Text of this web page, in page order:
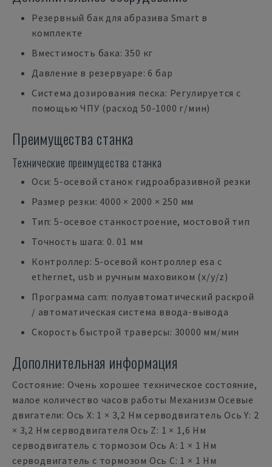
Резервный бак для абразива Smart в
комплекте
Вместимость бака: 350 кг
Давление в резервуаре: 6 бар
Система дозирования песка: Регулируется с
помощью ЧПУ (расход 50-1000 г/мин)
Преимущества станка
Технические преимущества станка
Оси: 5-осевой станок гидроабразивной резки
Размер резки: 4000 × 2000 × 250 мм
Тип: 5-осевое станкостроение, мостовой тип
Точность шага: 0. 01 мм
Контроллер: 5-осевой контроллер esa с
ethernet, usb и ручным маховиком (x/y/z)
Программа cam: полуавтоматический раскрой
/ автоматическая система ввода-вывода
Скорость быстрой траверсы: 30000 мм/мин
Дополнительная информация
Состояние: Очень хорошее техническое состояние,
малое количество часов работы Механизм Осевые
двигатели: Ось X: 1 × 3,2 Нм серводвигатель Ось Y: 2
× 3,2 Нм серводвигателя Ось Z: 1 × 1,6 Нм
серводвигатель с тормозом Ось A: 1 × 1 Нм
серводвигатель с тормозом Ось C: 1 × 1 Нм